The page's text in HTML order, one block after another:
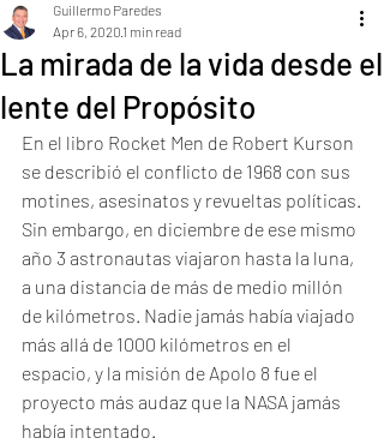
La mirada de la vida desde el
lente del Propósito
Guillermo Paredes
Apr 6, 2020 1 min read
En el libro Rocket Men de Robert Kurson
se describió el conflicto de 1968 con sus
motines, asesinatos y revueltas políticas.
Sin embargo, en diciembre de ese mismo
año 3 astronautas viajaron hasta la luna,
a una distancia de más de medio millón
de kilómetros. Nadie jamás había viajado
más allá de 1000 kilómetros en el
espacio, y la misión de Apolo 8 fue el
proyecto más audaz que la NASA jamás
había intentado.